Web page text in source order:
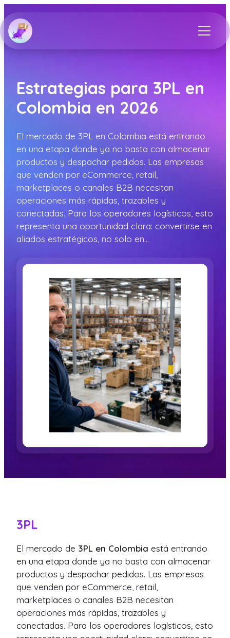
Estrategias para 3PL en
Colombia en 2026
El mercado de 3PL en Colombia está entrando
en una etapa donde ya no basta con almacenar
productos y despachar pedidos. Las empresas
que venden por eCommerce, retail,
marketplaces o canales B2B necesitan
operaciones más rápidas, trazables y
conectadas. Para los operadores logísticos, esto
representa una oportunidad clara: convertirse en
aliados estratégicos, no solo en…
3PL
El mercado de 3PL en Colombia está entrando
en una etapa donde ya no basta con almacenar
productos y despachar pedidos. Las empresas
que venden por eCommerce, retail,
marketplaces o canales B2B necesitan
operaciones más rápidas, trazables y
conectadas. Para los operadores logísticos, esto